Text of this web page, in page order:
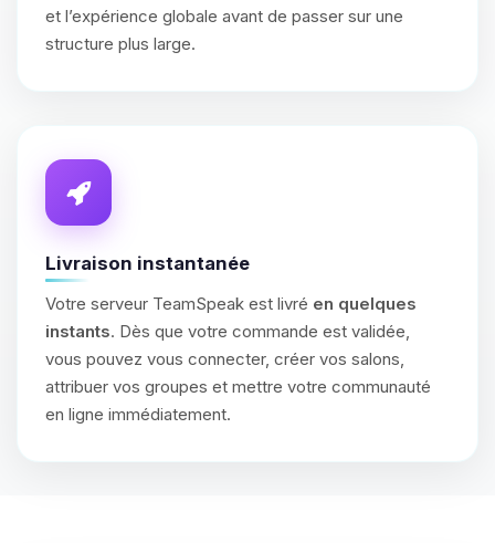
et l’expérience globale avant de passer sur une
structure plus large.
Livraison instantanée
Votre serveur TeamSpeak est livré en quelques
instants. Dès que votre commande est validée,
vous pouvez vous connecter, créer vos salons,
attribuer vos groupes et mettre votre communauté
en ligne immédiatement.